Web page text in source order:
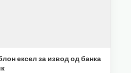
ексел за извод од банка